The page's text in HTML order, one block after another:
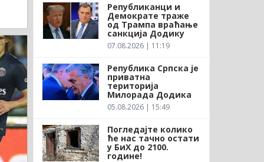
Републиканци и
Демократе траже
од Трампа враћање
санкција Додику
07.08.2026 | 11:19
Република Српска је
приватна
територија
Милорада Додика
05.08.2026 | 15:49
Погледајте колико
ће нас тачно остати
у БиХ до 2100.
године!